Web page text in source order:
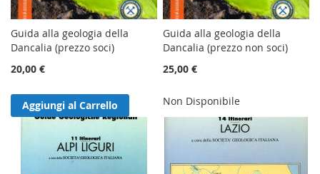
Guida alla geologia della
Dancalia (prezzo soci)
20,00 €
Aggiungi al Carrello
Guida alla geologia della
Dancalia (prezzo non soci)
25,00 €
Non Disponibile